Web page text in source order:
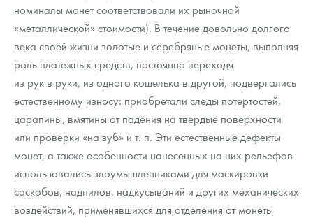
номиналы монет соответствовали их рыночной
«металлической» стоимости). В течение довольно долгого
века своей жизни золотые и серебряные монеты, выполняя
роль платежных средств, постоянно переходя
из рук в руки, из одного кошелька в другой, подвергались
естественному износу: приобретали следы потертостей,
царапины, вмятины от падения на твердые поверхности
или проверки «на зуб» и т. п. Эти естественные дефекты
монет, а также особенности нанесенных на них рельефов
использовались злоумышленниками для маскировки
соскобов, надпилов, надкусываний и других механических
воздействий, применявшихся для отделения от монеты